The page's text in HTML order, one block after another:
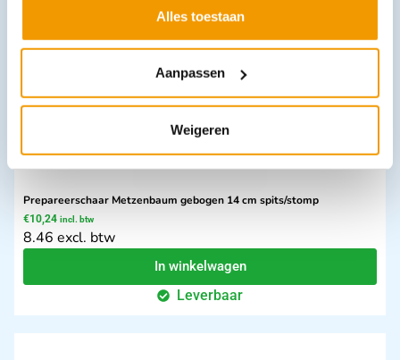
Alles toestaan
Aanpassen
Weigeren
Leverbaar
Prepareerschaar Metzenbaum gebogen 14 cm spits/stomp
€10,24 incl. btw
8.46 excl. btw
In winkelwagen
Leverbaar